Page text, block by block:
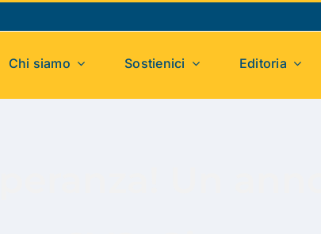
Chi siamo Sostienici Editoria